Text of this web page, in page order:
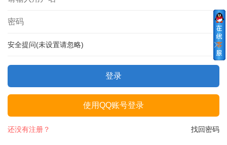
安全提问(未设置请忽略)
登录
使用QQ账号登录
找回密码
还没有注册？